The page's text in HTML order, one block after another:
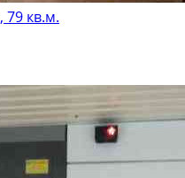
кв.м.